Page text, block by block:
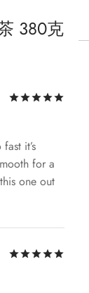
380克
it’s
for a
one out